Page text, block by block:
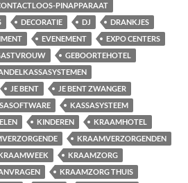
PINAPPARAAT
DECORATIE DJ
DRANKJES
EVENEMENT
EXPO CENTERS
GEBOORTEHOTEL
JE BENT
JE BENT ZWANGER
KASSASYSTEEM
KINDEREN
KRAAMHOTEL
KRAAMVERZORGENDEN
KRAAMZORG
KRAAMZORG THUIS